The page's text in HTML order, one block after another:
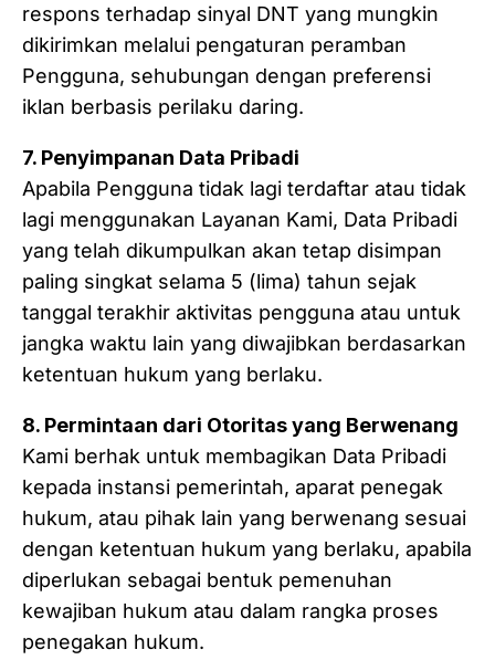
respons terhadap sinyal DNT yang mungkin
dikirimkan melalui pengaturan peramban
Pengguna, sehubungan dengan preferensi
iklan berbasis perilaku daring.
7. Penyimpanan Data Pribadi
Apabila Pengguna tidak lagi terdaftar atau tidak
lagi menggunakan Layanan Kami, Data Pribadi
yang telah dikumpulkan akan tetap disimpan
paling singkat selama 5 (lima) tahun sejak
tanggal terakhir aktivitas pengguna atau untuk
jangka waktu lain yang diwajibkan berdasarkan
ketentuan hukum yang berlaku.
8. Permintaan dari Otoritas yang Berwenang
Kami berhak untuk membagikan Data Pribadi
kepada instansi pemerintah, aparat penegak
hukum, atau pihak lain yang berwenang sesuai
dengan ketentuan hukum yang berlaku, apabila
diperlukan sebagai bentuk pemenuhan
kewajiban hukum atau dalam rangka proses
penegakan hukum.